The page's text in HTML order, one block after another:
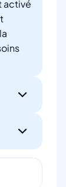
activé